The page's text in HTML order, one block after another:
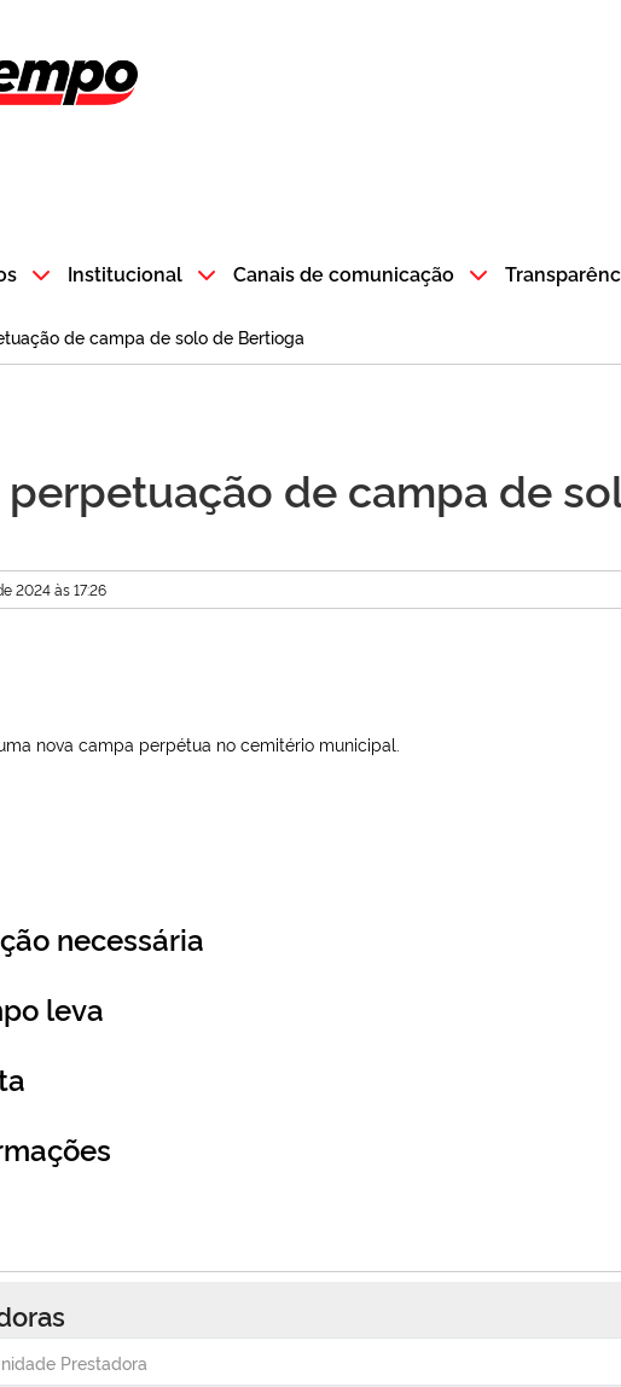
Logo do Poupatempo SP GOV BR direciona para a página
Institucional Canais de comunicação
de campa de solo de Bertioga
de campa de
2024 às 17:26
nova campa perpétua no cemitério municipal.
necessária
leva